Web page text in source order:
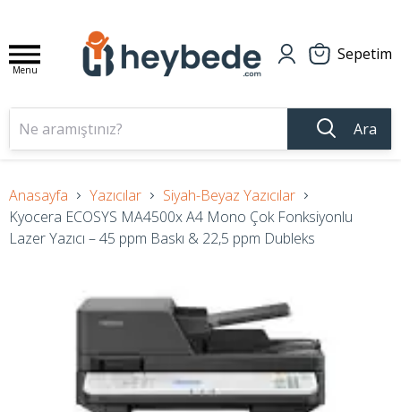
Menu
Sepetim
Ara
Anasayfa Yazıcılar
Siyah-Beyaz Yazıcılar
Kyocera ECOSYS MA4500x A4 Mono Çok Fonksiyonlu
Lazer Yazıcı – 45 ppm Baskı & 22,5 ppm Dubleks